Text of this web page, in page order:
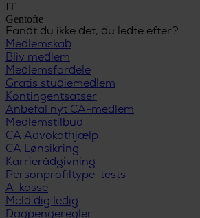
IT
Gentofte
Fandt du ikke det, du ledte efter?
Medlemskab
Bliv medlem
Medlemsfordele
Gratis studiemedlem
Kontingentsatser
Anbefal nyt CA-medlem
Medlemstilbud
CA Advokathjælp
CA Lønsikring
Karrierådgivning
Personprofiltype-tests
A-kasse
Meld dig ledig
Dagpengeregler